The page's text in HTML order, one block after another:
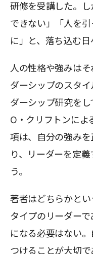
研修を受講した。
できない」「人を
に」と、落ち込む日
人の性格や強みは
ダーシップのスタ
ダーシップ研究をし
O・クリフトンによ
項は、自分の強み
り、リーダーを定
う。
著者はどちらかとい
タイプのリーダー
になる必要はない
つけることが大切で